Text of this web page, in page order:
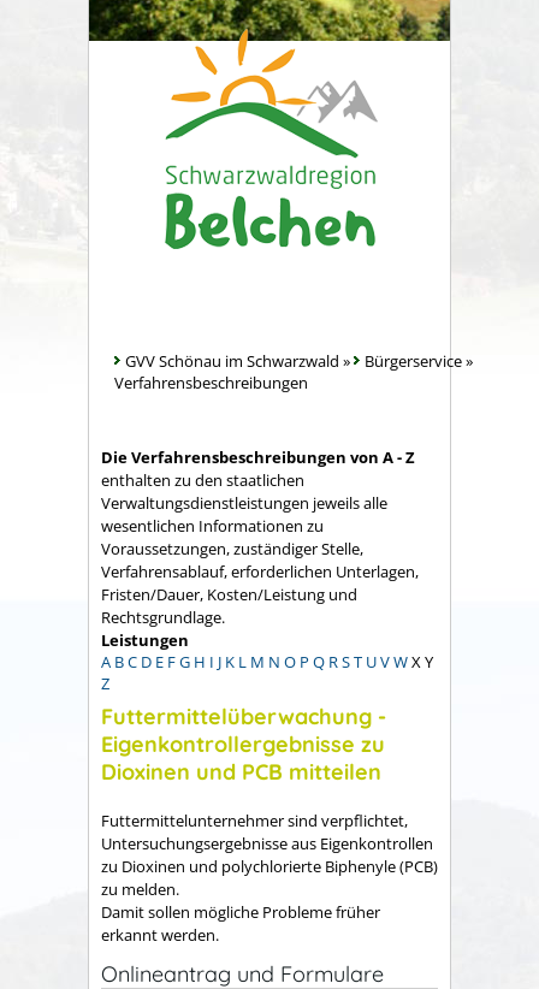
GVV Schönau im Schwarzwald » Bürgerservice»
Verfahrensbeschreibungen
Die Verfahrensbeschreibungen von A - Z
enthalten zu den staatlichen
Verwaltungsdienstleistungen jeweils alle
wesentlichen Informationen zu
Voraussetzungen, zuständiger Stelle,
Verfahrensablauf, erforderlichen Unterlagen,
Fristen/Dauer, Kosten/Leistung und
Rechtsgrundlage.
Leistungen
A BC D E FG H I J K L M N O P Q RST UVWX Y
Z
Futtermittelüberwachung -
Eigenkontrollergebnisse zu
Dioxinen und PCB mitteilen
Futtermittelunternehmer sind verpflichtet,
Untersuchungsergebnisse aus Eigenkontrollen
zu Dioxinen und polychlorierte Biphenyle (PCB)
zu melden.
Damit sollen mögliche Probleme früher
erkannt werden.
Onlineantrag und Formulare